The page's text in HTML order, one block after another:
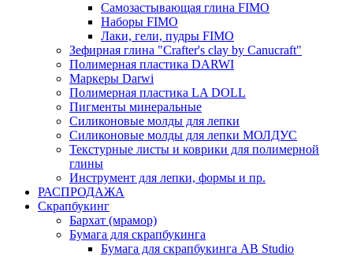
Самозастывающая глина FIMO
Наборы FIMO
Лаки, гели, пудры FIMO
Зефирная глина "Crafter's clay by Canucraft"
Полимерная пластика DARWI
Маркеры Darwi
Полимерная пластика LA DOLL
Пигменты минеральные
Силиконовые молды для лепки
Силиконовые молды для лепки МОЛДУС
Текстурные листы и коврики для полимерной
глины
Инструмент для лепки, формы и пр.
РАСПРОДАЖА
Скрапбукинг
Бархат (мрамор)
Бумага для скрапбукинга
Бумага для скрапбукинга AB Studio